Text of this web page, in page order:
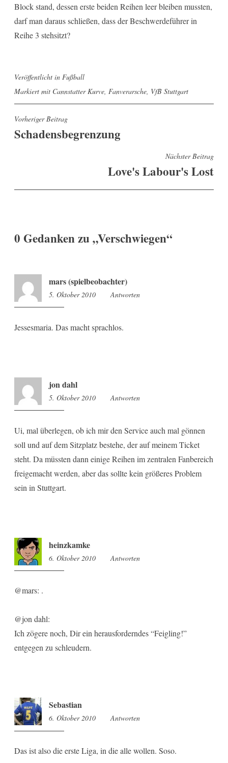
Block stand, dessen erste beiden Reihen leer bleiben mussten,
darf man daraus schließen, dass der Beschwerdeführer in
Reihe 3 stehsitzt?
Veröffentlicht in Fußball
Markiert mit Cannstatter Kurve, Fanverarsche, VfB Stuttgart
Beitragsnavigation
Vorheriger Beitrag
Schadensbegrenzung
Nächster Beitrag
Love's Labour's Lost
0 Gedanken zu „Verschwiegen“
mars (spielbeobachter)
5. Oktober 2010 17:53
Antworten
Jessesmaria. Das macht sprachlos.
jon dahl
5. Oktober 2010 23:09
Antworten
Ui, mal überlegen, ob ich mir den Service auch mal gönnen
soll und auf dem Sitzplatz bestehe, der auf meinem Ticket
steht. Da müssten dann einige Reihen im zentralen Fanbereich
freigemacht werden, aber das sollte kein größeres Problem
sein in Stuttgart.
heinzkamke
6. Oktober 2010 15:13
Antworten
@mars: .
@jon dahl:
Ich zögere noch, Dir ein herausforderndes “Feigling!”
entgegen zu schleudern.
Sebastian
6. Oktober 2010 18:16
Antworten
Das ist also die erste Liga, in die alle wollen. Soso.